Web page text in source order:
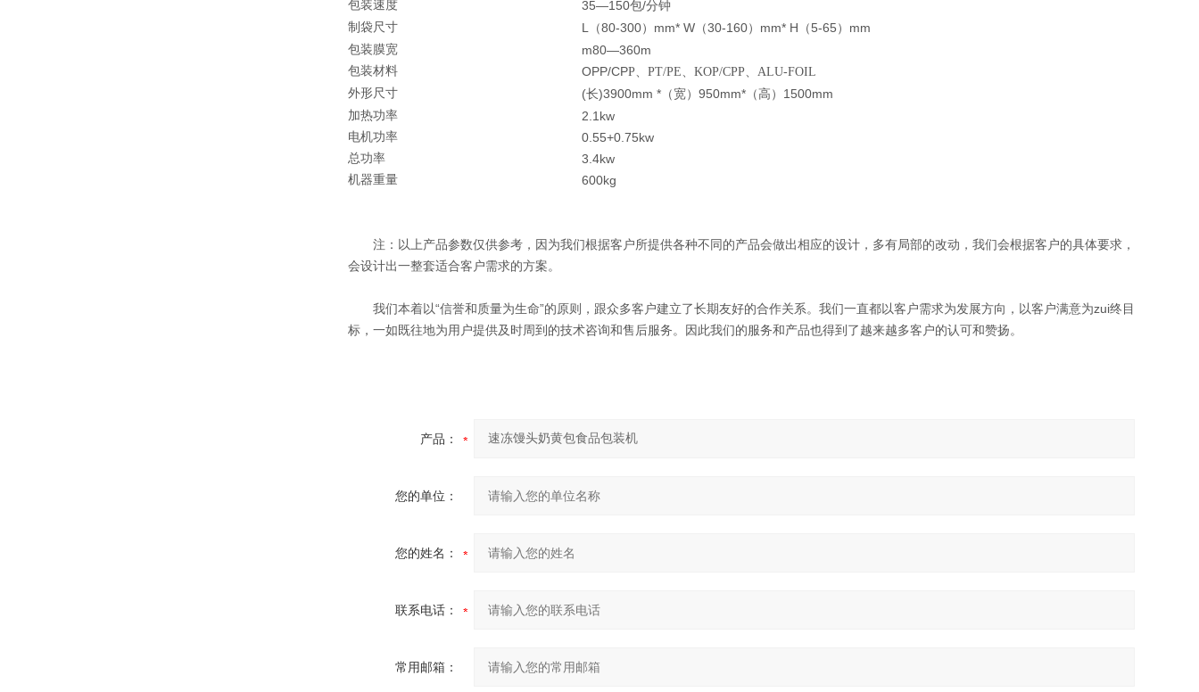
包装速度 35—150包/分钟
制袋尺寸
L （80-300） mm* W （30-160） mm* H （5-65 ） mm
包装膜宽 m80—360m
包装材料 OPP/CPP、PT/PE、KOP/CPP、ALU-FOIL
外形尺寸
(长)3900mm * （宽） 950mm* （高） 1500mm
加热功率 2.1kw
电机功率 0.55+0.75kw
总功率 3.4kw
机器重量 600kg
注：以上产品参数仅供参考，因为我们根据客户所提供各种不同的产品会做出相应的设计，多有局部的改动，我们会根据客户的具体要求，
会设计出一整套适合客户需求的方案。
我们本着以“信誉和质量为生命”的原则，跟众多客户建立了长期友好的合作关系。我们一直都以客户需求为发展方向，以客户满意为zui终目
标，一如既往地为用户提供及时周到的技术咨询和售后服务。因此我们的服务和产品也得到了越来越多客户的认可和赞扬。
产品：
您的单位：
您的姓名：
联系电话：
常用邮箱：